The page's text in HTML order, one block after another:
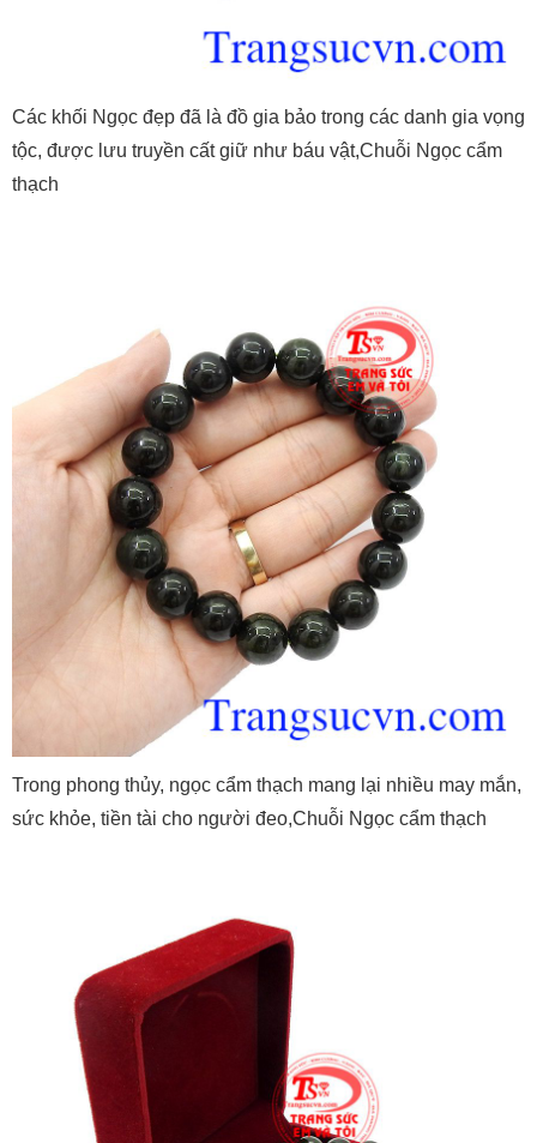
Các khối Ngọc đẹp đã là đồ gia bảo trong các danh gia vọng
tộc, được lưu truyền cất giữ như báu vật,Chuỗi Ngọc cẩm
thạch
Trong phong thủy, ngọc cẩm thạch mang lại nhiều may mắn,
sức khỏe, tiền tài cho người đeo,Chuỗi Ngọc cẩm thạch